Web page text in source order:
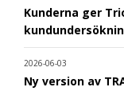
Kunderna ger
2026-06-03
Ny version av